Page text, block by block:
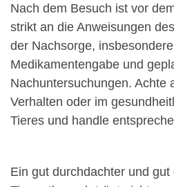
Nach dem Besuch ist vor
strikt an die Anweisungen
der Nachsorge,
Medikamentengabe und
Nachuntersuchungen. Achte
Verhalten oder im
Tieres und handle
Ein gut durchdachter und